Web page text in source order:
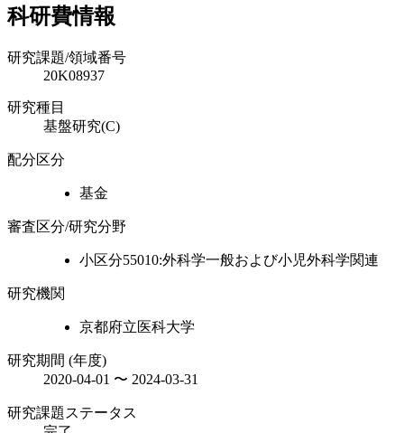
科研費情報
研究課題/領域番号
20K08937
研究種目
基盤研究(C)
配分区分
基金
審査区分/研究分野
小区分55010:外科学一般および小児外科学関連
研究機関
京都府立医科大学
研究期間 (年度)
2020-04-01 〜 2024-03-31
研究課題ステータス